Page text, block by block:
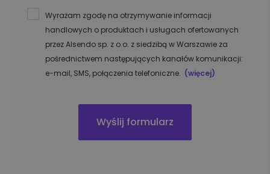
Wyrażam zgodę na otrzymywanie informacji
handlowych o produktach i usługach ofertowanych
przez Alsendo sp. z o.o. z siedzibą w Warszawie za
pośrednictwem następujących kanałów komunikacji:
e-mail, SMS, połączenia telefoniczne. (więcej)